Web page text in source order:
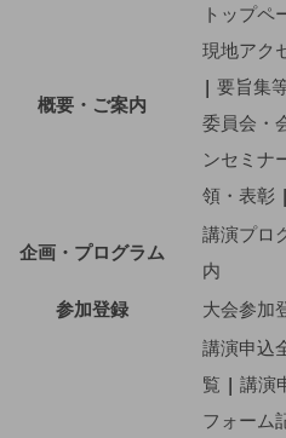
概要・ご案内
トップペ
現地アク
| 要旨集
委員会・
ンセミナ
領・表彰 |
企画・プログラム
講演プロ
内
参加登録
大会参加
講演申込
覧 | 講演
フォーム